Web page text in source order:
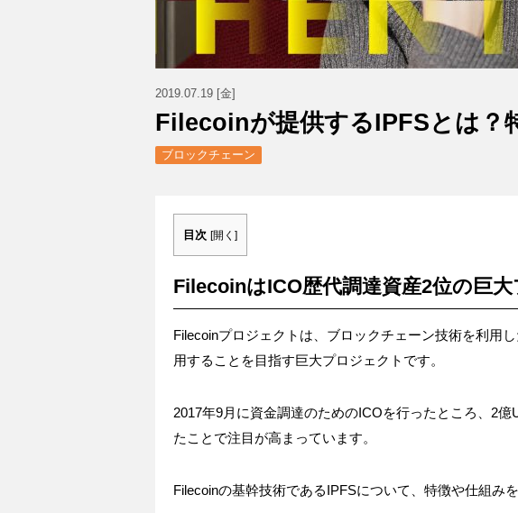
2019.07.19 [金]
Filecoinが提供するIPFSとは？
ブロックチェーン
目次 [開く ]
FilecoinはICO歴代調達資産2位の巨
Filecoinプロジェクトは、ブロックチェーン技術を利用
用することを目指す巨大プロジェクトです。
2017年9月に資金調達のためのICOを行ったところ、2
たことで注目が高まっています。
Filecoinの基幹技術であるIPFSについて、特徴や仕組み